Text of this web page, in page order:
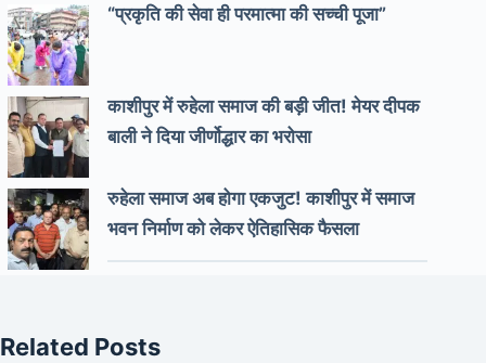
“प्रकृति की सेवा ही परमात्मा की सच्ची पूजा”
काशीपुर में रुहेला समाज की बड़ी जीत! मेयर दीपक
बाली ने दिया जीर्णोद्धार का भरोसा
रुहेला समाज अब होगा एकजुट! काशीपुर में समाज
भवन निर्माण को लेकर ऐतिहासिक फैसला
Related Posts